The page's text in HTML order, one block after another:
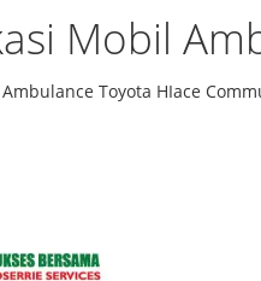
Mobil
Toyota HIace